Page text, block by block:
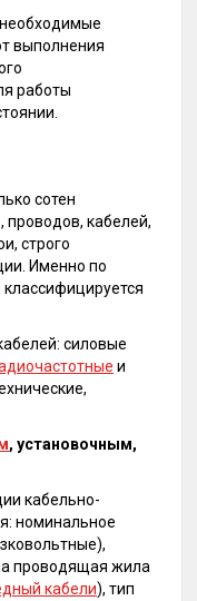
выполнения
работы
сотен
проводов, кабелей,
строго
Именно по
силовые
и
, установочным,
кабельно-
номинальное
проводящая жила
кабели), тип